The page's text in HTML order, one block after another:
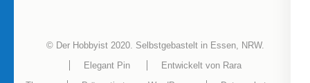
© Der Hobbyist 2020. Selbstgebastelt in Essen, NRW.
Elegant Pin
Entwickelt von Rara